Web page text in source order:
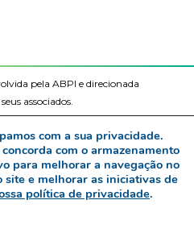
pela ABPI e direcionada
associados.
com a sua privacidade.
com o armazenamento
para melhorar a navegação no
site e melhorar as iniciativas de
política de privacidade.